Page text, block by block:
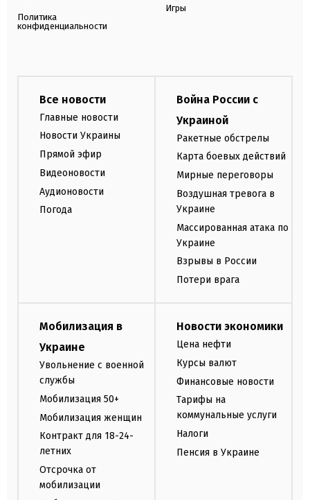
Политика
конфиденциальности
Игры
Все новости
Главные новости
Новости Украины
Прямой эфир
Видеоновости
Аудионовости
Погода
Война России с
Украиной
Ракетные обстрелы
Карта боевых действий
Мирные переговоры
Воздушная тревога в
Украине
Массированная атака по
Украине
Взрывы в России
Потери врага
Мобилизация в
Украине
Увольнение с военной
службы
Мобилизация 50+
Мобилизация женщин
Контракт для 18-24-
летних
Отсрочка от
мобилизации
Новости экономики
Цена нефти
Курсы валют
Финансовые новости
Тарифы на
коммунальные услуги
Налоги
Пенсия в Украине